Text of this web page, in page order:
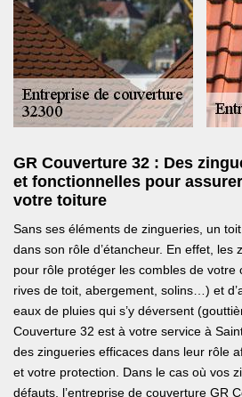
GR Couverture 32 : Des
et fonctionnelles pour
votre toiture
Sans ses éléments de zingueries, un
dans son rôle d’étancheur. En effet, les
pour rôle protéger les combles de votre
rives de toit, abergement, solins…) et
eaux de pluies qui s’y déversent
Couverture 32 est à votre service à
des zingueries efficaces dans leur rôle
et votre protection. Dans le cas où vos
défauts, l’entreprise de couverture GR